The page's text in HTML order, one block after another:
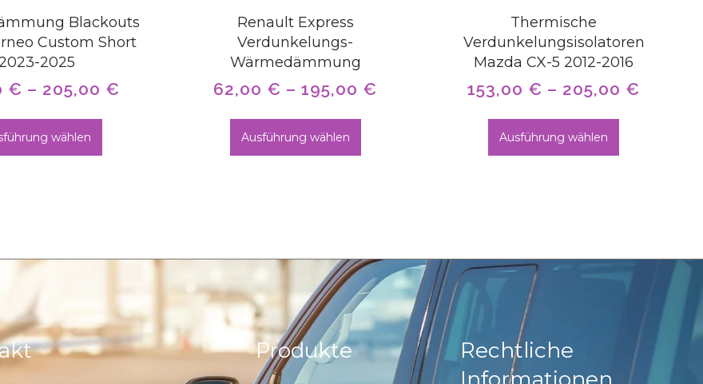
Blackouts
Custom Short
2025
€ – 205,00 €
wählen
Renault Express
Verdunkelungs-
Wärmedämmung
62,00 € –195,00 €
Ausführung wählen
Thermische
Verdunkelungsisolatoren
Mazda CX-5 2012-2016
153,00 € – 205,00 €
Ausführung wählen
Produkte
Rechtliche